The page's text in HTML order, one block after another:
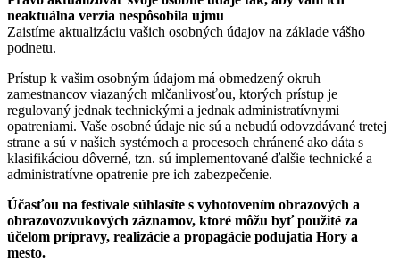
neaktuálna verzia nespôsobila ujmu
Zaistíme aktualizáciu vašich osobných údajov na základe vášho
podnetu.
Prístup k vašim osobným údajom má obmedzený okruh
zamestnancov viazaných mlčanlivosťou, ktorých prístup je
regulovaný jednak technickými a jednak administratívnymi
opatreniami. Vaše osobné údaje nie sú a nebudú odovzdávané tretej
strane a sú v našich systémoch a procesoch chránené ako dáta s
klasifikáciou dôverné, tzn. sú implementované ďalšie technické a
administratívne opatrenie pre ich zabezpečenie.
Účasťou na festivale súhlasíte s vyhotovením obrazových a
obrazovozvukových záznamov, ktoré môžu byť použité za
účelom prípravy, realizácie a propagácie podujatia Hory a
mesto.